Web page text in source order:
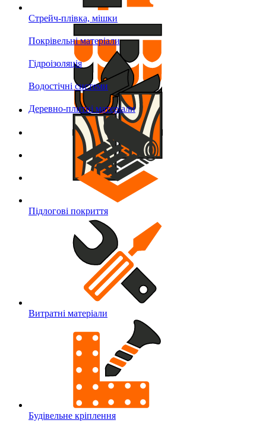
Стрейч-плівка, мішки
Покрівельні матеріали
Гідроізоляція
Водостічні системи
Деревно-плитні матеріали
Підлогові покриття
Витратні матеріали
Будівельне кріплення